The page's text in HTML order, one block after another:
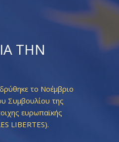
ΤΗΝ
το Νοέμβριο
Συμβουλίου της
ευρωπαϊκής
LIBERTES).